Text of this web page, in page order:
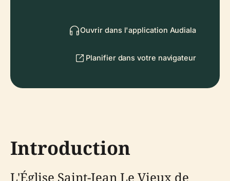
Ouvrir dans l'application Audiala
Planifier dans votre navigateur
Introduction
L'Église Saint-Jean Le Vieux de